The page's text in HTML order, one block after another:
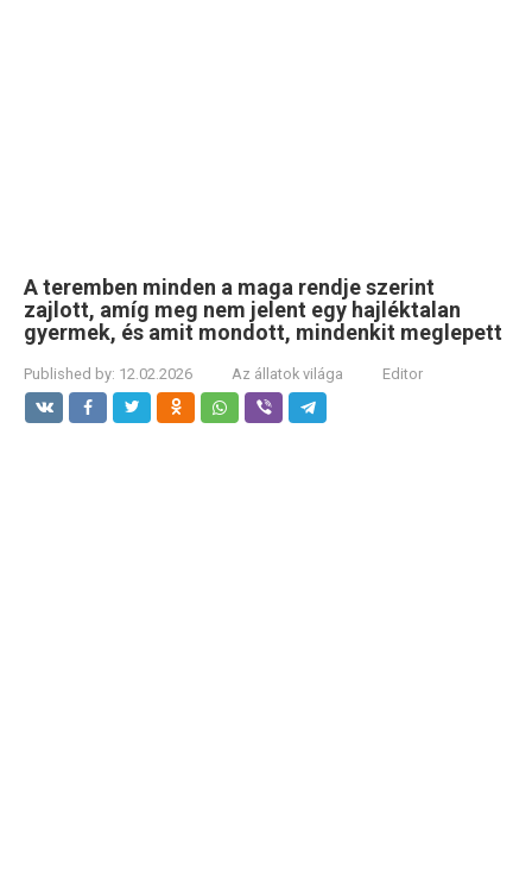
A teremben minden a maga rendje szerint
zajlott, amíg meg nem jelent egy hajléktalan
gyermek, és amit mondott, mindenkit meglepett
Published by: 12.02.2026 Az állatok világa Editor